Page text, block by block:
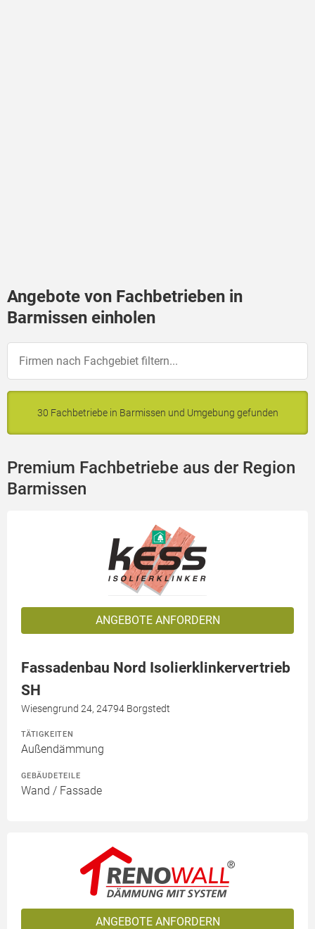
Angebote von Fachbetrieben in
Barmissen einholen
30 Fachbetriebe in Barmissen und Umgebung gefunden
Premium Fachbetriebe aus der Region
Barmissen
ANGEBOTE ANFORDERN
Fassadenbau Nord Isolierklinkervertrieb
SH
Wiesengrund 24, 24794 Borgstedt
TÄTIGKEITEN
Außendämmung
GEBÄUDETEILE
Wand / Fassade
ANGEBOTE ANFORDERN